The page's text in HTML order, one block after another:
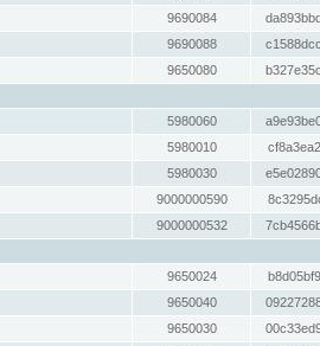
9690084
9690088
9650080
5980060
5980010
5980030
9000000590
9000000532
9650024
9650040
9650030